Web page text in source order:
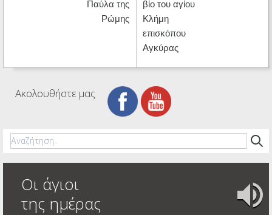
Παύλα της
Ρώμης
βίο του αγίου
Κλήμη
επισκόπου
Αγκύρας
Ακολουθήστε μας
Οι άγιοι
της ημέρας